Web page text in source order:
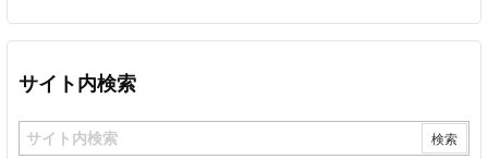
サイト内検索